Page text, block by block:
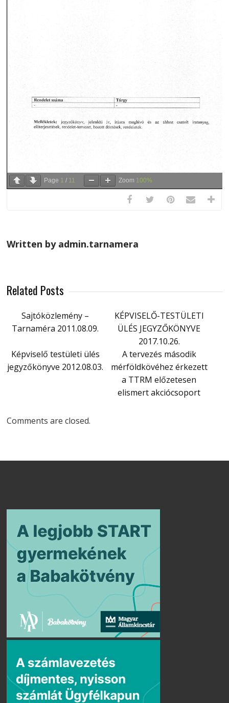
Page 1 / 11 Zoom 100%
Written by admin.tarnamera
Related Posts
Sajtóközlemény –
Tarnaméra 2011.08.09.
KÉPVISELŐ-TESTÜLETI
ÜLÉS JEGYZŐKÖNYVE
2017.10.26.
Képviselő testületi ülés
jegyzőkönyve 2012.08.03.
A tervezés második
mérföldkövéhez érkezett
a TTRM előzetesen
elismert akciócsoport
Comments are closed.